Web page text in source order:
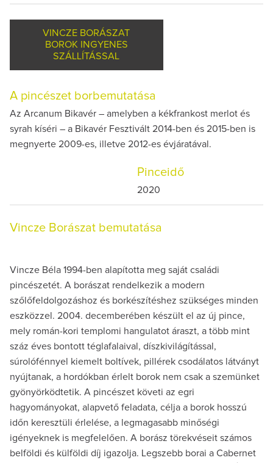
VINCZE BORÁSZAT
BOROK INGYENES
SZÁLLÍTÁSSAL
A pincészet borbemutatása
Az Arcanum Bikavér – amelyben a kékfrankost merlot és
syrah kíséri – a Bikavér Fesztivált 2014-ben és 2015-ben is
megnyerte 2009-es, illetve 2012-es évjáratával.
Pinceidő
2020
Vincze Borászat bemutatása
Vincze Béla 1994-ben alapította meg saját családi
pincészetét. A borászat rendelkezik a modern
szőlőfeldolgozáshoz és borkészítéshez szükséges minden
eszközzel. 2004. decemberében készült el az új pince,
mely román-kori templomi hangulatot áraszt, a több mint
száz éves bontott téglafalaival, díszkivilágítással,
súrolófénnyel kiemelt boltívek, pillérek csodálatos látványt
nyújtanak, a hordókban érlelt borok nem csak a szemünket
gyönyörködtetik. A pincészet követi az egri
hagyományokat, alapvető feladata, célja a borok hosszú
időn keresztüli érlelése, a legmagasabb minőségi
igényeknek is megfelelően. A borász törekvéseit számos
belföldi és külföldi díj igazolja. Legszebb borai a Cabernet